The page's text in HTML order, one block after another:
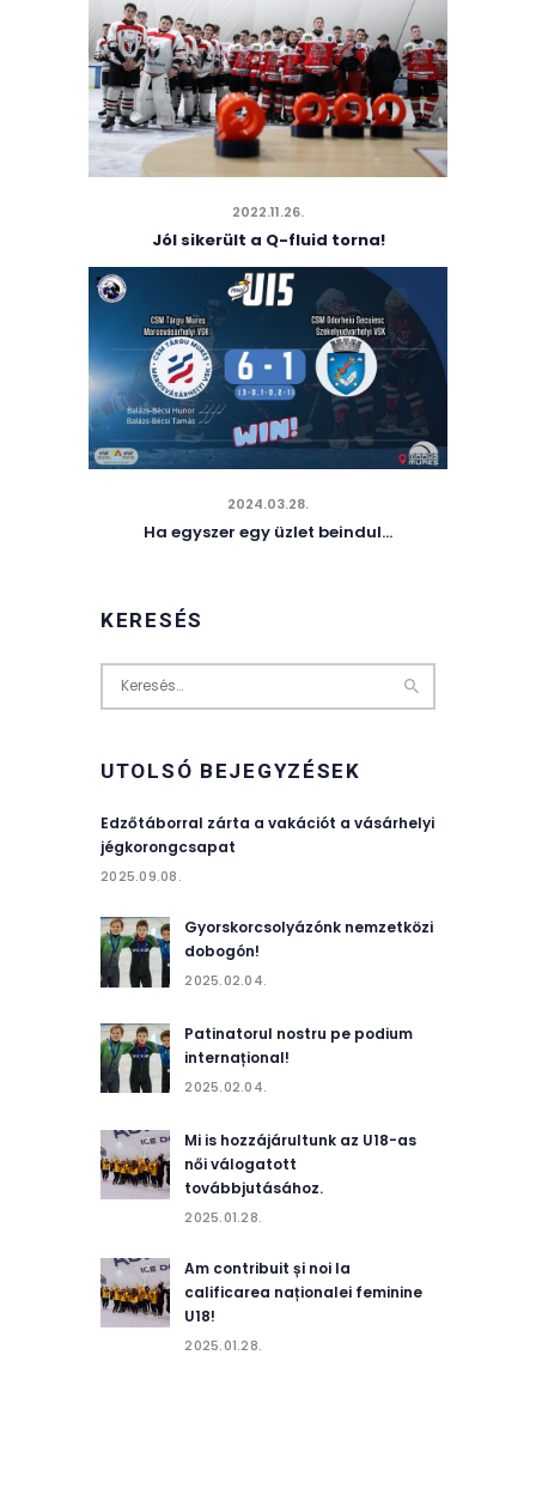
2022.11.26.
Jól sikerült a Q-fluid torna!
2024.03.28.
Ha egyszer egy üzlet beindul…
KERESÉS
UTOLSÓ BEJEGYZÉSEK
Edzőtáborral zárta a vakációt a vásárhelyi
jégkorongcsapat
2025.09.08.
Gyorskorcsolyázónk nemzetközi
dobogón!
2025.02.04.
Patinatorul nostru pe podium
internațional!
2025.02.04.
Mi is hozzájárultunk az U18-as
női válogatott
továbbjutásához.
2025.01.28.
Am contribuit și noi la
calificarea naționalei feminine
U18!
2025.01.28.